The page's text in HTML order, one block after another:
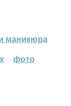
маникюра
фото